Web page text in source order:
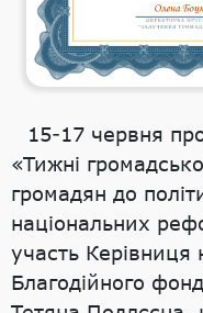
15-17 червня
«Тижні
громадян до
національних
участь
Благодійного